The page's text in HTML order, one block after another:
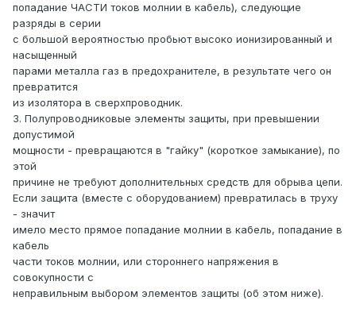
попадание ЧАСТИ токов молнии в кабель), следующие
разряды в серии
с большой вероятностью пробьют высоко ионизированный и
насыщенный
парами металла газ в предохранителе, в результате чего он
превратится
из изолятора в сверхпроводник.
3. Полупроводниковые элементы защиты, при превышении
допустимой
мощности - превращаются в "гайку" (короткое замыкание), по
этой
причине не требуют дополнительных средств для обрыва цепи.
Если защита (вместе с оборудованием) превратилась в труху
- значит
имело место прямое попадание молнии в кабель, попадание в
кабель
части токов молнии, или стороннего напряжения в
совокупности с
неправильным выбором элементов защиты (об этом ниже).